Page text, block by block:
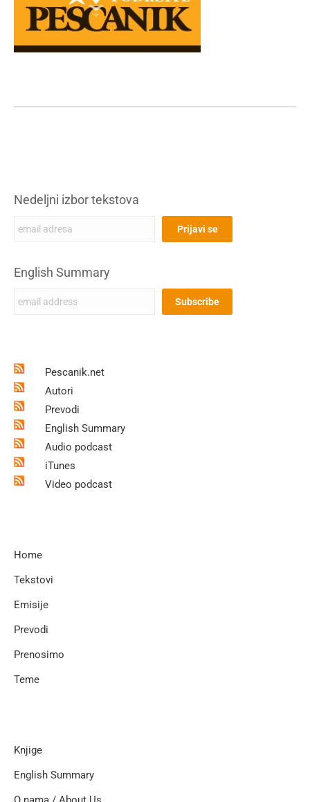
Nedeljni izbor tekstova
English Summary
Pescanik.net
Autori
Prevodi
English Summary
Audio podcast
iTunes
Video podcast
Home
Tekstovi
Emisije
Prevodi
Prenosimo
Teme
Knjige
English Summary